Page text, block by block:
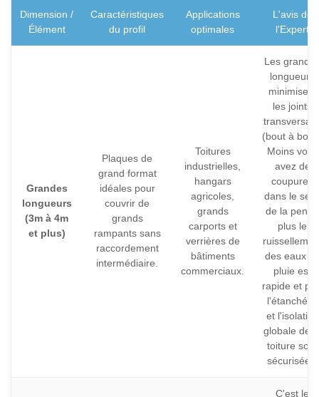
Dimension /
Élément
Caractéristiques
du profil
Applications
optimales
L'avis de
l'Expert
Grandes
longueurs
(3m à 4m
et plus)
Plaques de
grand format
idéales pour
couvrir de
grands
rampants sans
raccordement
intermédiaire.
Toitures
industrielles,
hangars
agricoles,
grands
carports et
verrières de
bâtiments
commerciaux.
Les
longueurs
minimisent
les joints
(bout à
Moins vous
avez de
coupures
dans le
de la pente,
plus le
des eaux
pluie est
rapide et
l'étanchéité
et l'isolation
globale de
toiture sont
sécurisées.
C'est le